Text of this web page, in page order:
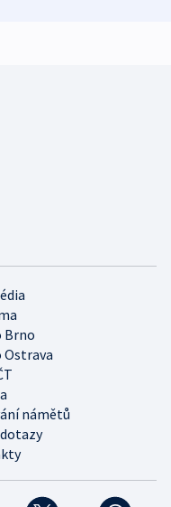
Brno
Ostrava
námětů